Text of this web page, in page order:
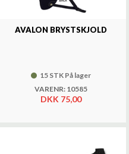
AVALON BRYSTSKJOLD
15 STK På lager
VARENR: 10585
DKK 75,00